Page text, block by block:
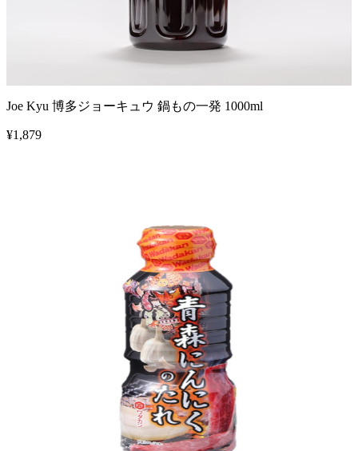
Joe Kyu 博多ジョーキュウ 鍋もの一発 1000ml
¥1,879